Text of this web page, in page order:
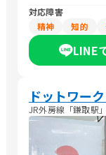
対応障害
精神
知的
LINE
ドットワー
JR外房線「鎌取駅